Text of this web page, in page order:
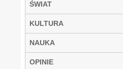
ŚWIAT
KULTURA
NAUKA
OPINIE